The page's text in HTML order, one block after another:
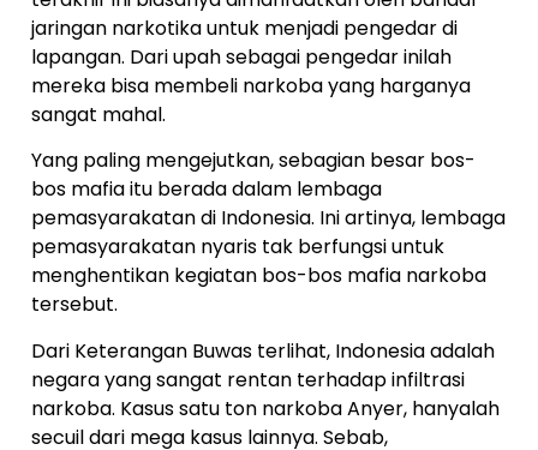
jaringan narkotika untuk menjadi pengedar di
lapangan. Dari upah sebagai pengedar inilah
mereka bisa membeli narkoba yang harganya
sangat mahal.
Yang paling mengejutkan, sebagian besar bos-
bos mafia itu berada dalam lembaga
pemasyarakatan di Indonesia. Ini artinya, lembaga
pemasyarakatan nyaris tak berfungsi untuk
menghentikan kegiatan bos-bos mafia narkoba
tersebut.
Dari Keterangan Buwas terlihat, Indonesia adalah
negara yang sangat rentan terhadap infiltrasi
narkoba. Kasus satu ton narkoba Anyer, hanyalah
secuil dari mega kasus lainnya. Sebab,